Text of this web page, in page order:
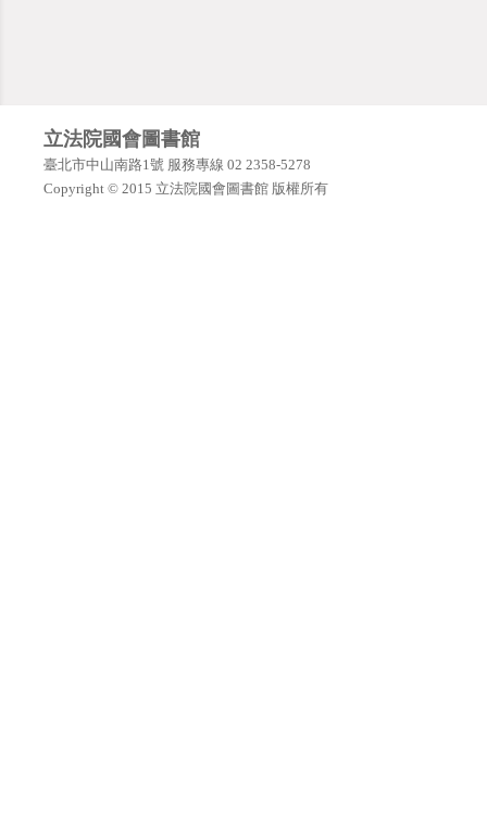
立法院國會圖書館
臺北市中山南路1號 服務專線 02 2358-5278
Copyright © 2015 立法院國會圖書館 版權所有